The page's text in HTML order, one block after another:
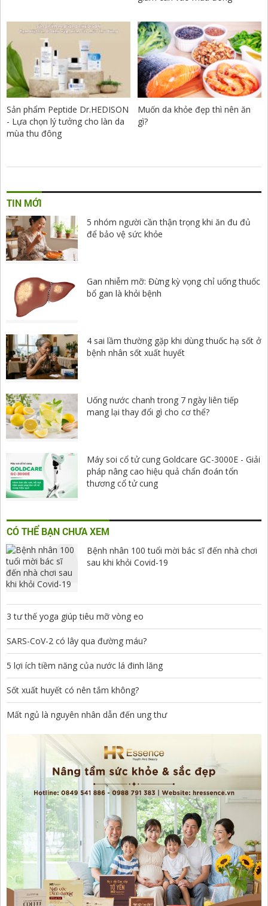
Sản phẩm Peptide Dr.HEDISON
- Lựa chọn lý tưởng cho làn da
mùa thu đông
Muốn da khỏe đẹp thì nên ăn
gì?
TIN MỚI
5 nhóm người cần thận trọng khi ăn đu đủ
để bảo vệ sức khỏe
Gan nhiễm mỡ: Đừng kỳ vọng chỉ uống thuốc
bổ gan là khỏi bệnh
4 sai lầm thường gặp khi dùng thuốc hạ sốt ở
bệnh nhân sốt xuất huyết
Uống nước chanh trong 7 ngày liên tiếp
mang lại thay đổi gì cho cơ thể?
Máy soi cổ tử cung Goldcare GC-3000E - Giải
pháp nâng cao hiệu quả chẩn đoán tổn
thương cổ tử cung
CÓ THỂ BẠN CHƯA XEM
Bệnh nhân 100 tuổi mời bác sĩ đến nhà chơi
sau khi khỏi Covid-19
3 tư thế yoga giúp tiêu mỡ vòng eo
SARS-CoV-2 có lây qua đường máu?
5 lợi ích tiềm năng của nước lá đinh lăng
Sốt xuất huyết có nên tắm không?
Mất ngủ là nguyên nhân dẫn đến ung thư